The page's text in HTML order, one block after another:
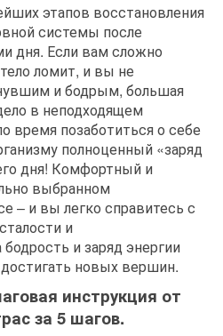
этапов восстановления
системы после
дня. Если вам сложно
ломит, и вы не
и бодрым, большая
в неподходящем
время позаботиться о себе
полноценный «заряд
дня! Комфортный и
выбранном
– и вы легко справитесь с
и
и заряд энергии
новых вершин.
инструкция от
за 5 шагов.